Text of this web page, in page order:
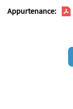
Appurtenance: